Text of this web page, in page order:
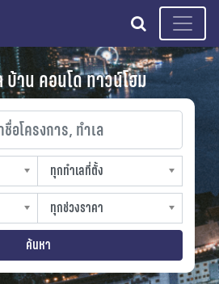
search
าน คอนโด ทาวน์โฮม
รงการ, ทำเล
ทุกทำเลที่ตั้ง
slocation
ทุกช่วงราคา
sprice
ค้นหา